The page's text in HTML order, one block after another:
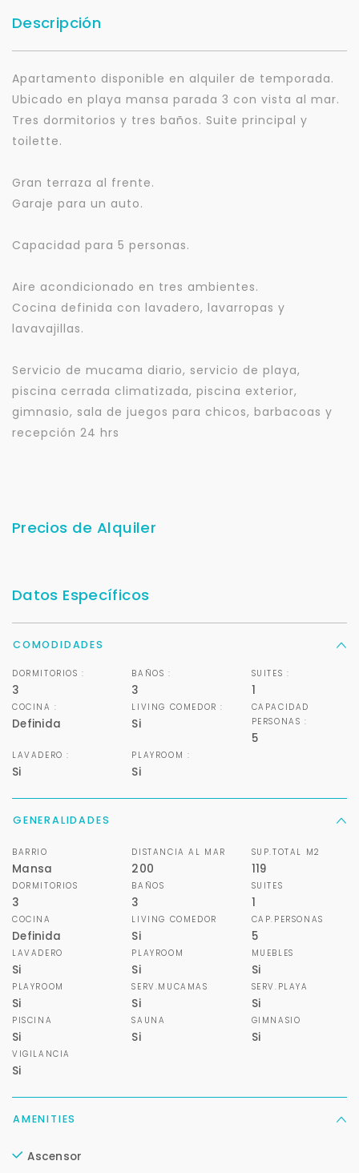
Descripción
Apartamento disponible en alquiler de temporada.
Ubicado en playa mansa parada 3 con vista al mar.
Tres dormitorios y tres baños. Suite principal y
toilette.
Gran terraza al frente.
Garaje para un auto.
Capacidad para 5 personas.
Aire acondicionado en tres ambientes.
Cocina definida con lavadero, lavarropas y
lavavajillas.
Servicio de mucama diario, servicio de playa,
piscina cerrada climatizada, piscina exterior,
gimnasio, sala de juegos para chicos, barbacoas y
recepción 24 hrs
Precios de Alquiler
Datos Específicos
COMODIDADES
DORMITORIOS :
3
BAÑOS :
3
SUITES :
1
COCINA :
Definida
LIVING COMEDOR :
Si
CAPACIDAD
PERSONAS :
5
LAVADERO :
Si
PLAYROOM :
Si
GENERALIDADES
BARRIO
Mansa
DISTANCIA AL MAR
200
SUP.TOTAL M2
119
DORMITORIOS
3
BAÑOS
3
SUITES
1
COCINA
Definida
LIVING COMEDOR
Si
CAP.PERSONAS
5
LAVADERO
Si
PLAYROOM
Si
MUEBLES
Si
PLAYROOM
Si
SERV.MUCAMAS
Si
SERV.PLAYA
Si
PISCINA
Si
SAUNA
Si
GIMNASIO
Si
VIGILANCIA
Si
AMENITIES
Ascensor